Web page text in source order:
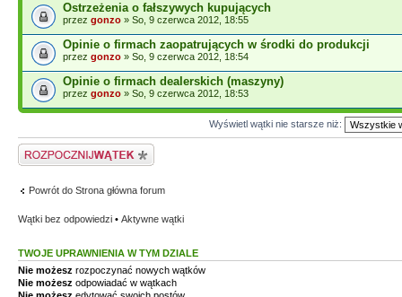
Ostrzeżenia o fałszywych kupujących
przez gonzo » So, 9 czerwca 2012, 18:55
Opinie o firmach zaopatrujących w środki do produkcji
przez gonzo » So, 9 czerwca 2012, 18:54
Opinie o firmach dealerskich (maszyny)
przez gonzo » So, 9 czerwca 2012, 18:53
Wyświetl wątki nie starsze niż:
Napisz wątek
Powrót do Strona główna forum
Wątki bez odpowiedzi • Aktywne wątki
TWOJE UPRAWNIENIA W TYM DZIALE
Nie możesz rozpoczynać nowych wątków
Nie możesz odpowiadać w wątkach